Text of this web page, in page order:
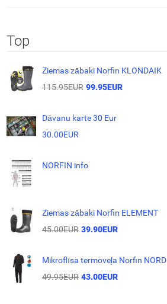
Top
Ziemas zābaki Norfin KLONDAIK
115.95EUR 99.95EUR
Dāvanu karte 30 Eur
30.00EUR
NORFIN info
Ziemas zābaki Norfin ELEMENT
45.00EUR 39.90EUR
Mikroflīsa termoveļa Norfin NORD
49.95EUR 43.00EUR